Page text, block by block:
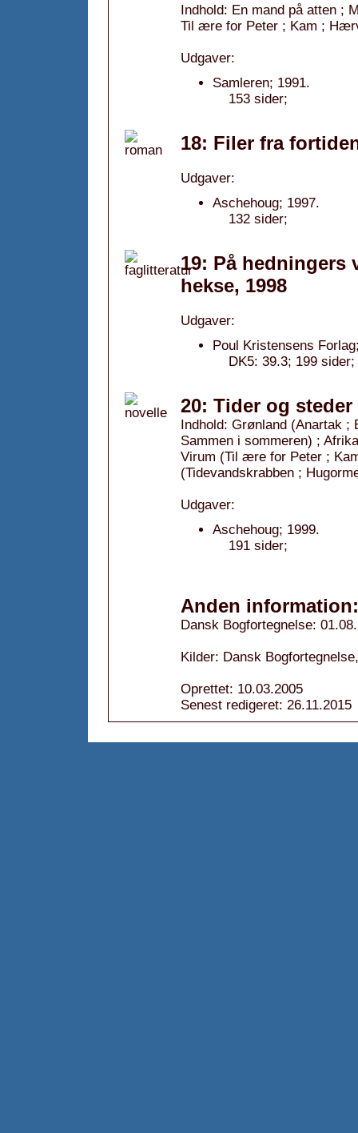
Indhold: En mand på atten ;
Til ære for Peter ; Kam ;
Udgaver:
Samleren; 1991.
153 sider;
18: Filer fra
Udgaver:
Aschehoug; 1997.
132 sider;
19: På hedningers
hekse, 1998
Udgaver:
Poul Kristensens
DK5: 39.3; 199 sider;
20: Tider og
Indhold: Grønland (Anartak
Sammen i sommeren) ;
Virum (Til ære for Peter ;
(Tidevandskrabben ;
Udgaver:
Aschehoug; 1999.
191 sider;
Anden information:
Dansk Bogfortegnelse:
Kilder: Dansk
Oprettet: 10.03.2005
Senest redigeret: 26.11.2015